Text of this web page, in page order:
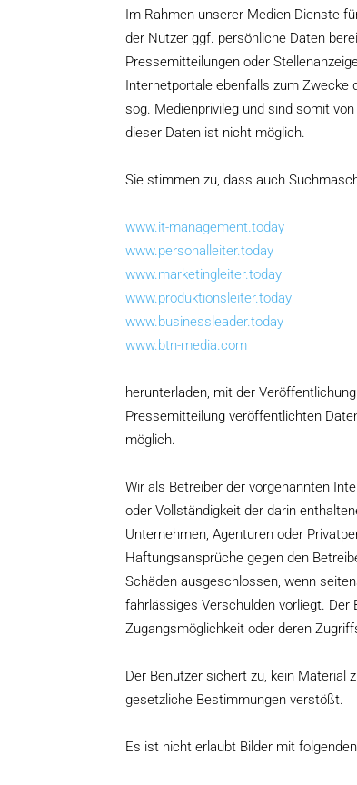
Im Rahmen unserer Medien-Dienste
der Nutzer ggf. persönliche Daten
Pressemitteilungen oder
Internetportale ebenfalls zum Zwecke
sog. Medienprivileg und sind somit
dieser Daten ist nicht möglich.
Sie stimmen zu, dass auch
www.it-management.today
www.personalleiter.today
www.marketingleiter.today
www.produktionsleiter.today
www.businessleader.today
www.btn-media.com
herunterladen, mit der
Pressemitteilung veröffentlichten
möglich.
Wir als Betreiber der vorgenannten
oder Vollständigkeit der darin
Unternehmen, Agenturen oder
Haftungsansprüche gegen den
Schäden ausgeschlossen, wenn
fahrlässiges Verschulden vorliegt.
Zugangsmöglichkeit oder deren
Der Benutzer sichert zu, kein Material
gesetzliche Bestimmungen verstößt.
Es ist nicht erlaubt Bilder mit